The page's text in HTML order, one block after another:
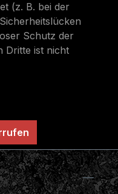
(z. B. bei der
Schutz der
Dritte ist nicht